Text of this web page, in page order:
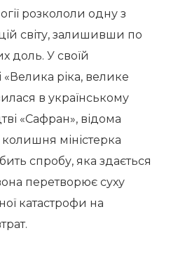
розкололи одну з
світу, залишивши по
доль. У своїй
ріка, велике
в українському
«Сафран», відома
колишня міністерка
спробу, яка здається
перетворює суху
катастрофи на